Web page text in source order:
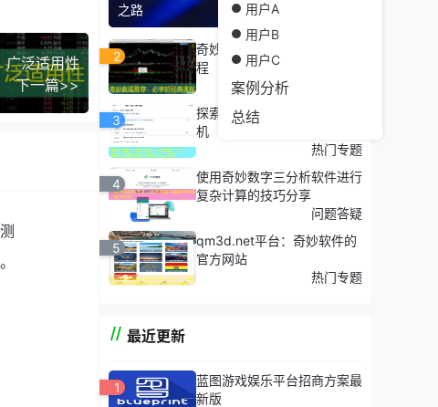
用户A
用户B
用户C
案例分析
总结
广泛适用性
下一篇>>
之路
2
奇妙教程推荐：必学的经典课
程
3
探索奇妙3数字，把握投资先
机
热门专题
4
使用奇妙数字三分析软件进行
复杂计算的技巧分享
问题答疑
5
qm3d.net平台：奇妙软件的
官方网站
热门专题
最近更新
1
蓝图游戏娱乐平台招商方案最
新版